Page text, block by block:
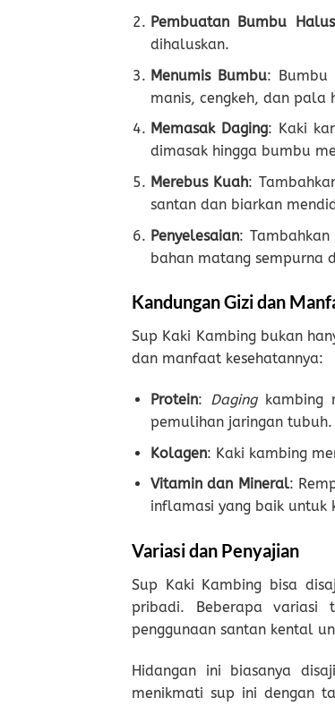
Pembuatan Bumbu Halus
dihaluskan.
Menumis Bumbu: Bumbu
manis, cengkeh, dan pala
Memasak Daging: Kaki
dimasak hingga bumbu
Merebus Kuah:
santan dan biarkan
Penyelesaian:
bahan matang sempurna
Kandungan Gizi dan
Sup Kaki Kambing bukan
dan manfaat kesehatannya:
Protein: Dagingkambing
pemulihan jaringan tubuh.
Kolagen: Kaki kambing
Vitamin dan Mineral:
inflamasi yang baik untuk
Variasi dan Penyajian
Sup Kaki Kambing bisa
pribadi. Beberapa variasi
penggunaan santan kental
Hidangan ini biasanya
menikmati sup ini dengan